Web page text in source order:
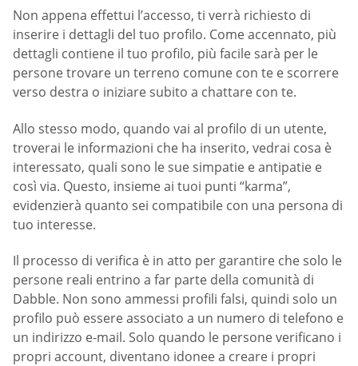
Non appena effettui l’accesso, ti verrà richiesto di
inserire i dettagli del tuo profilo. Come accennato, più
dettagli contiene il tuo profilo, più facile sarà per le
persone trovare un terreno comune con te e scorrere
verso destra o iniziare subito a chattare con te.
Allo stesso modo, quando vai al profilo di un utente,
troverai le informazioni che ha inserito, vedrai cosa è
interessato, quali sono le sue simpatie e antipatie e
così via. Questo, insieme ai tuoi punti “karma”,
evidenzierà quanto sei compatibile con una persona di
tuo interesse.
Il processo di verifica è in atto per garantire che solo le
persone reali entrino a far parte della comunità di
Dabble. Non sono ammessi profili falsi, quindi solo un
profilo può essere associato a un numero di telefono e
un indirizzo e-mail. Solo quando le persone verificano i
propri account, diventano idonee a creare i propri